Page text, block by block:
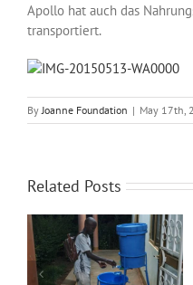
Apollo hat auch das
transportiert.
By Joanne Foundation | May 17th,
Related Posts